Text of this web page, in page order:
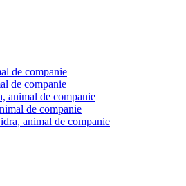
de companie
de companie
animal de companie
de companie
animal de companie